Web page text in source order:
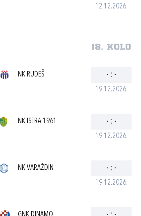
12.12.2026.
18. kolo
19.12.2026.
NK RUDEŠ - : -
19.12.2026.
NK ISTRA 1961 - : -
19.12.2026.
NK VARAŽDIN - : -